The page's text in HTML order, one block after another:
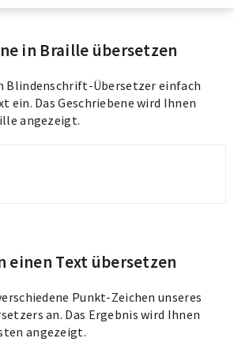
in Braille übersetzen
Blindenschrift-Übersetzer einfach
ein. Das Geschriebene wird Ihnen
angezeigt.
einen Text übersetzen
Punkt-Zeichen unseres
an. Das Ergebnis wird Ihnen
angezeigt.